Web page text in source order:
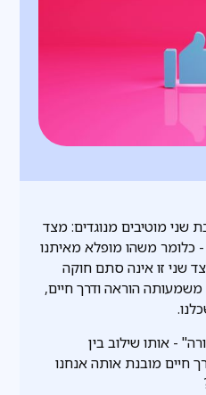
מוטיבים מנוגדים: מצד
משהו מופלא מאיתנו
שני זו אינה סתם חוקה
הוראה ודרך חיים,
- אותו שילוב בין
חיים מובנת אותה אנחנו